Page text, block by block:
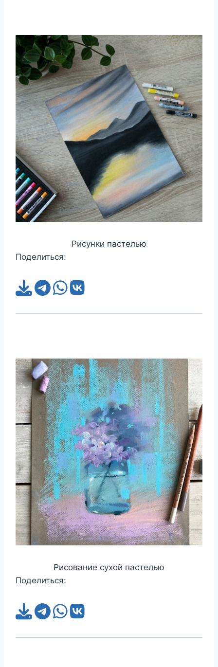
Рисунки пастелью
Поделиться:
Рисование сухой пастелью
Поделиться: